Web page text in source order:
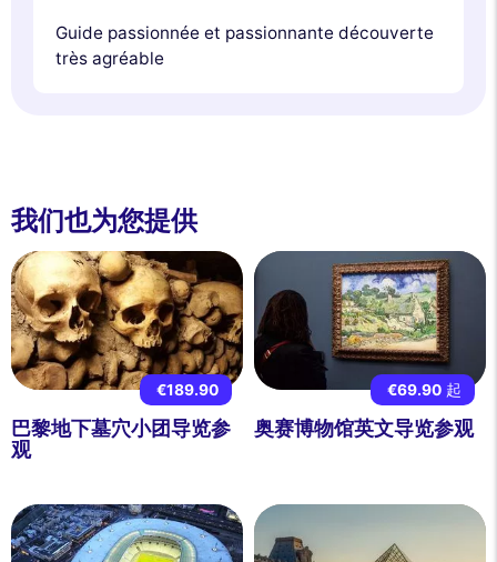
Guide passionnée et passionnante découverte
très agréable
我们也为您提供
€189.90
巴黎地下墓穴小团导览参
观
€69.90起
奥赛博物馆英文导览参观